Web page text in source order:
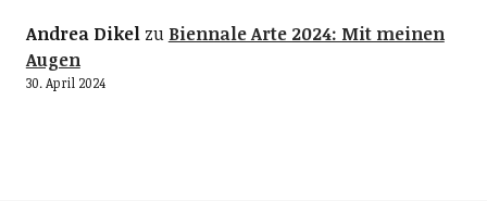
Andrea Dikelzu Biennale Arte 2024: Mit meinen
Augen
30. April 2024